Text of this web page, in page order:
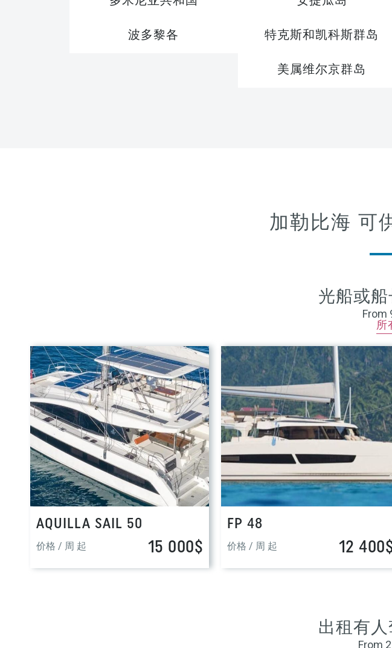
波多黎各 特克斯和凯科斯群岛
美属维尔京群岛
加勒比海 可
光船或
From
所
AQUILLA SAIL 50
价格 / 周 起 15 000$
FP 48
价格 / 周 起 12
出租有
From